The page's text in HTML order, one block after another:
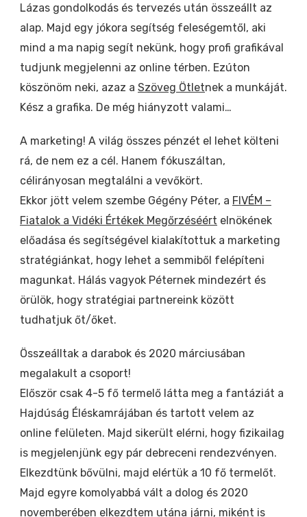
Lázas gondolkodás és tervezés után összeállt az
alap. Majd egy jókora segítség feleségemtől, aki
mind a ma napig segít nekünk, hogy profi grafikával
tudjunk megjelenni az online térben. Ezúton
köszönöm neki, azaz a Szöveg Ötletnek a munkáját.
Kész a grafika. De még hiányzott valami…
A marketing! A világ összes pénzét el lehet költeni
rá, de nem ez a cél. Hanem fókuszáltan,
célirányosan megtalálni a vevőkört.
Ekkor jött velem szembe Gégény Péter, a FIVÉM –
Fiatalok a Vidéki Értékek Megőrzéséért elnökének
előadása és segítségével kialakítottuk a marketing
stratégiánkat, hogy lehet a semmiből felépíteni
magunkat. Hálás vagyok Péternek mindezért és
örülök, hogy stratégiai partnereink között
tudhatjuk őt/őket.
Összeálltak a darabok és 2020 márciusában
megalakult a csoport!
Először csak 4-5 fő termelő látta meg a fantáziát a
Hajdúság Éléskamrájában és tartott velem az
online felületen. Majd sikerült elérni, hogy fizikailag
is megjelenjünk egy pár debreceni rendezvényen.
Elkezdtünk bővülni, majd elértük a 10 fő termelőt.
Majd egyre komolyabbá vált a dolog és 2020
novemberében elkezdtem utána járni, miként is